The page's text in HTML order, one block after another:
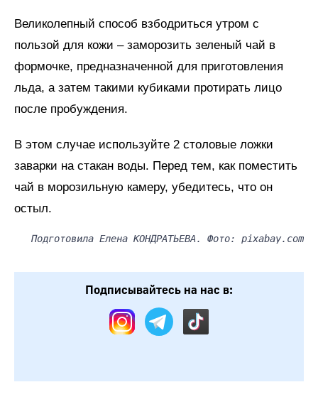
Великолепный способ взбодриться утром с
пользой для кожи – заморозить зеленый чай в
формочке, предназначенной для приготовления
льда, а затем такими кубиками протирать лицо
после пробуждения.
В этом случае используйте 2 столовые ложки
заварки на стакан воды. Перед тем, как поместить
чай в морозильную камеру, убедитесь, что он
остыл.
Подготовила Елена КОНДРАТЬЕВА. Фото: pixabay.com
Подписывайтесь на нас в: